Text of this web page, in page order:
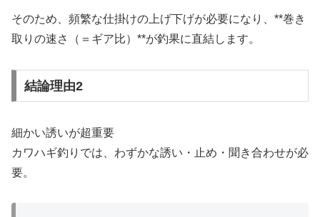
そのため、頻繁な仕掛けの上げ下げが必要になり、**巻き
取りの速さ（＝ギア比）**が釣果に直結します。
結論理由2
細かい誘いが超重要
カワハギ釣りでは、わずかな誘い・止め・聞き合わせが必
要。